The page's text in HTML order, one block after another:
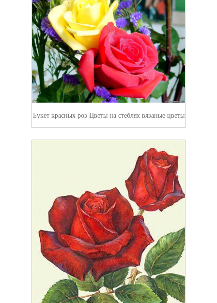
Букет красных роз Цветы на стеблях вязаные цветы